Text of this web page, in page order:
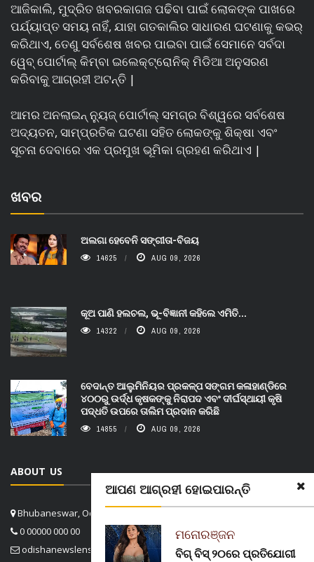
ଆପଣ ଆଗ୍ରହୀ ହୋଇପାରନ୍ତି
ମନୋରଞ୍ଜନ
ବିଗ୍ ବିସ୍ ୨୦ରେ ପ୍ରତିଯୋଗୀ
ଆଜିକାଲି, ମୁଦ୍ରିତ ଖବରକାଗଜ ପଢିବା ପାଇଁ ଲୋକଙ୍କ ପାଖରେ
ପର୍ଯ୍ୟାପ୍ତ ସମୟ ନାହିଁ, ଯାହା ଗତକାଲିର ସାଧାରଣ ଘଟଣାକୁ କଭର୍
କରିଥାଏ, ତେଣୁ ସର୍ବଶେଷ ଖବର ପାଇବା ପାଇଁ ସେମାନେ ସର୍ବଦା
ୱେବ୍ ପୋର୍ଟାଲ୍ କିମ୍ବା ଇଲେକ୍ଟ୍ରୋନିକ୍ ମିଡିଆ ଅନୁସରଣ
କରିବାକୁ ଆଗ୍ରହୀ ଅଟନ୍ତି |
ଆମର ଅନଲାଇନ୍ ନ୍ୟୁଜ୍ ପୋର୍ଟାଲ୍ ସମଗ୍ର ବିଶ୍ୱରେ ସର୍ବଶେଷ
ଅଦ୍ୟତନ, ସାମ୍ପ୍ରତିକ ଘଟଣା ସହିତ ଲୋକଙ୍କୁ ଶିକ୍ଷା ଏବଂ
ସୂଚନା ଦେବାରେ ଏକ ପ୍ରମୁଖ ଭୂମିକା ଗ୍ରହଣ କରିଥାଏ |
ଖବର
ଅଲଗା ହେବେନି ସଙ୍ଗୀତା-ବିଜୟ
14625 AUG 09, 2026
କୂଅ ପାଣି ହଲଚଲ, ଭୂ-ବିଜ୍ଞାନୀ କହିଲେ ଏମିତି...
14322 AUG 09, 2026
ବେଦାନ୍ତ ଆଲୁମିନିୟର ପ୍ରକଳ୍ପ ସଙ୍ଗମ କଳାହାଣ୍ଡିରେ
୪୦୦ରୁ ଉର୍ଦ୍ଧ କୃଷକଙ୍କୁ ନିରାପଦ ଏବଂ ଦୀର୍ଘସ୍ଥାୟୀ କୃଷି
ପଦ୍ଧତି ଉପରେ ତାଲିମ ପ୍ରଦାନ କରିଛି
14855 AUG 09, 2026
ABOUT US
Bhubaneswar, Odisha, India
0 00000 000 00
odishanewslens@gmail.com